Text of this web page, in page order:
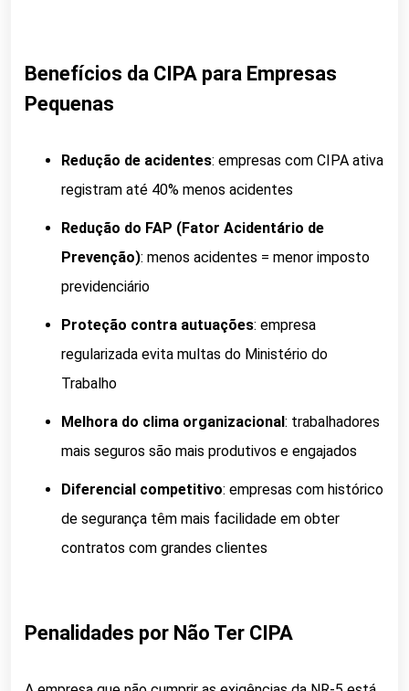
Benefícios da CIPA para Empresas
Pequenas
Redução de acidentes: empresas com CIPA ativa
registram até 40% menos acidentes
Redução do FAP (Fator Acidentário de
Prevenção): menos acidentes = menor imposto
previdenciário
Proteção contra autuações: empresa
regularizada evita multas do Ministério do
Trabalho
Melhora do clima organizacional: trabalhadores
mais seguros são mais produtivos e engajados
Diferencial competitivo: empresas com histórico
de segurança têm mais facilidade em obter
contratos com grandes clientes
Penalidades por Não Ter CIPA